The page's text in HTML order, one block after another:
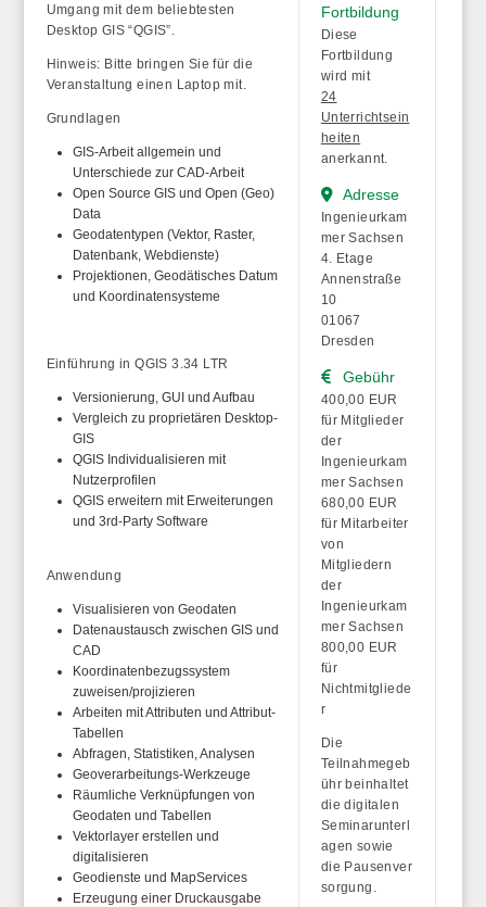
Umgang mit dem beliebtesten
Desktop GIS “QGIS”.
Hinweis: Bitte bringen Sie für die
Veranstaltung einen Laptop mit.
Grundlagen
GIS-Arbeit allgemein und
Unterschiede zur CAD-Arbeit
Open Source GIS und Open (Geo)
Data
Geodatentypen (Vektor, Raster,
Datenbank, Webdienste)
Projektionen, Geodätisches Datum
und Koordinatensysteme
Einführung in QGIS 3.34 LTR
Versionierung, GUI und Aufbau
Vergleich zu proprietären Desktop-
GIS
QGIS Individualisieren mit
Nutzerprofilen
QGIS erweitern mit Erweiterungen
und 3rd-Party Software
Anwendung
Visualisieren von Geodaten
Datenaustausch zwischen GIS und
CAD
Koordinatenbezugssystem
zuweisen/projizieren
Arbeiten mit Attributen und Attribut-
Tabellen
Abfragen, Statistiken, Analysen
Geoverarbeitungs-Werkzeuge
Räumliche Verknüpfungen von
Geodaten und Tabellen
Vektorlayer erstellen und
digitalisieren
Geodienste und MapServices
Erzeugung einer Druckausgabe
Fortbildung
Diese
Fortbildung
wird mit
24
Unterrichtsein
heiten
anerkannt.
Adresse
Ingenieurkam
mer Sachsen
4. Etage
Annenstraße
10
01067
Dresden
Gebühr
400,00 EUR
für Mitglieder
der
Ingenieurkam
mer Sachsen
680,00 EUR
für Mitarbeiter
von
Mitgliedern
der
Ingenieurkam
mer Sachsen
800,00 EUR
für
Nichtmitgliede
r
Die
Teilnahmegeb
ühr beinhaltet
diedigitalen
Seminarunterl
agen sowie
die Pausenver
sorgung